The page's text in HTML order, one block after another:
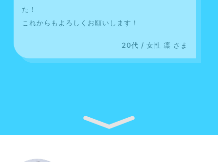
た！
これからもよろしくお願いします！
20代 / 女性 凛 さま